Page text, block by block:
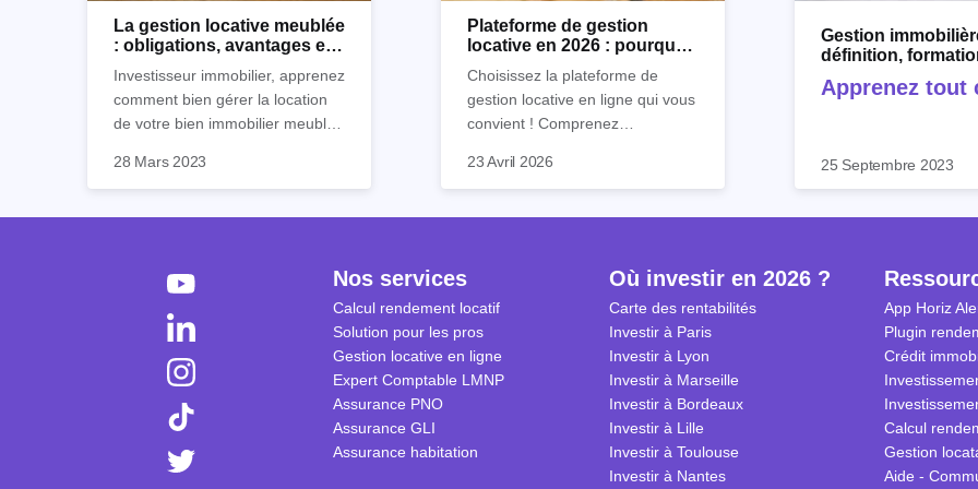
La gestion locative meublée
: obligations, avantages et
Investisseur immobilier, apprenez
comment bien gérer la location
de votre bien immobilier meublé !
obligations en tant que
inconvénients présente ce type
28 Mars 2023
Plateforme de gestion
locative en 2026 : pourquoi
Choisissez la plateforme de
gestion locative en ligne qui vous
convient ! Comprenez
découvrez les outils de gestion
23 Avril 2026
Gestion
définition,
Apprenez tout
25 Septembre 2023
Nos services
Calcul rendement locatif
Solution pour les pros
Gestion locative en ligne
Expert Comptable LMNP
Assurance PNO
Assurance GLI
Assurance habitation
Où investir en 2026 ?
Carte des rentabilités
Investir à Paris
Investir à Lyon
Investir à Marseille
Investir à Bordeaux
Investir à Lille
Investir à Toulouse
Investir à Nantes
App Horiz
Plugin
Crédit
Calcul
Gestion
Aide -